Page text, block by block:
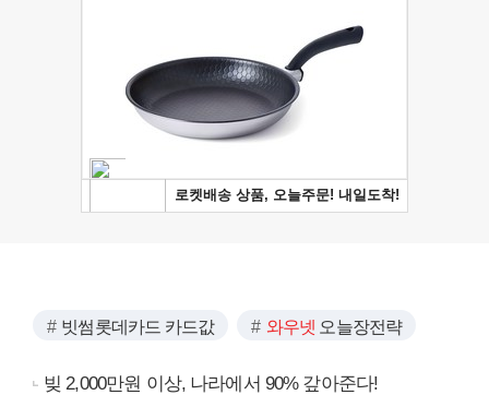
빗썸롯데카드 카드값 와우넷 오늘장전략
빚 2,000만원 이상, 나라에서 90% 갚아준다!